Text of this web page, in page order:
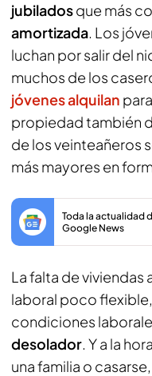
jubiladosque más
amortizada. Los
luchan por salir del
muchos de los
jóvenes alquilan
propiedad también
de los veinteañeros
más mayores en
Toda la actualidad
Google News
La falta de
laboral poco
condiciones
desolador. Y a la
una familia o